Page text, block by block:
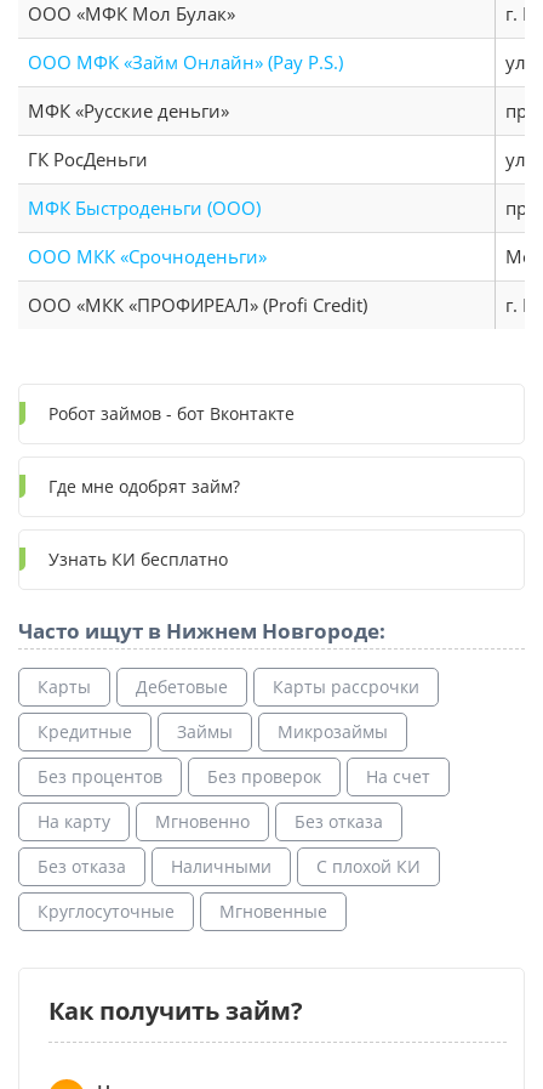
ООО «МФК Мол Булак»
г.
ООО МФК «Займ Онлайн» (Pay P.S.)
ул.
МФК «Русские деньги»
пр-
ГК РосДеньги
ул.
МФК Быстроденьги (ООО)
ООО МКК «Срочноденьги»
ООО «МКК «ПРОФИРЕАЛ» (Profi Credit)
г.
Робот займов - бот Вконтакте
Где мне одобрят займ?
Узнать КИ бесплатно
Часто ищут в Нижнем Новгороде:
Карты Дебетовые
Карты рассрочки
Кредитные
Займы
Микрозаймы
Без процентов
Без проверок
На счет
На карту
Мгновенно
Без отказа
Без отказа
Наличными
С плохой КИ
Круглосуточные
Мгновенные
Как получить займ?